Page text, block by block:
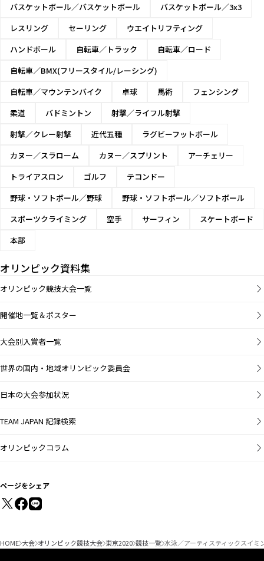
バスケットボール／バスケットボール
バスケットボール／3x3
レスリング
セーリング
ウエイトリフティング
ハンドボール
自転車／トラック
自転車／ロード
自転車／BMX(フリースタイル/レーシング)
自転車／マウンテンバイク
卓球 馬術
フェンシング
柔道
バドミントン
射撃／ライフル射撃
射撃／クレー射撃
近代五種
ラグビーフットボール
カヌー／スラローム
カヌー／スプリント
アーチェリー
トライアスロン
ゴルフ
テコンドー
野球・ソフトボール／野球
野球・ソフトボール／ソフトボール
スポーツクライミング
空手 サーフィン
スケートボード
本部
オリンピック資料集
オリンピック競技大会一覧
開催地一覧＆ポスター
大会別入賞者一覧
世界の国内・地域オリンピック委員会
日本の大会参加状況
TEAM JAPAN 記録検索
オリンピックコラム
ページをシェア
HOME 大会 オリンピック競技大会 東京2020 競技一覧 水泳／アーティスティックスイミ